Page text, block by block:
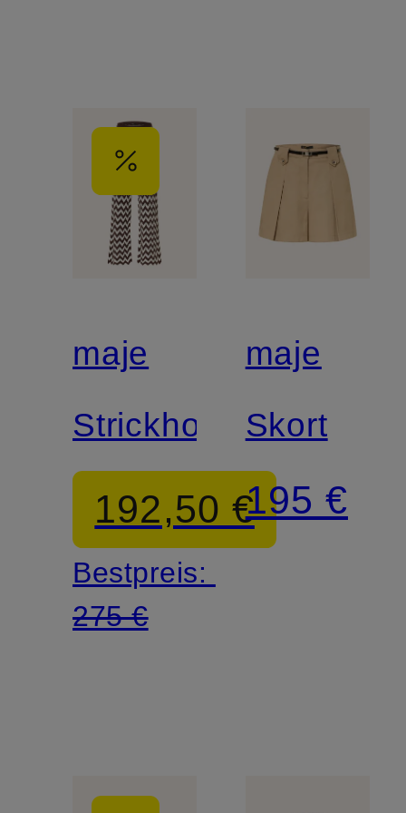
maje
Strickhose
192,50 €
Bestpreis:
275 €
maje
Skort
195 €